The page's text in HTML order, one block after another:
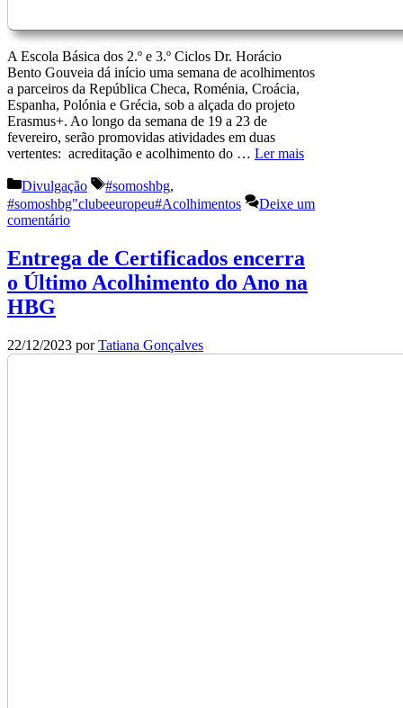
A Escola Básica dos 2.º e 3.º Ciclos Dr. Horácio
Bento Gouveia dá início uma semana de acolhimentos
a parceiros da República Checa, Roménia, Croácia,
Espanha, Polónia e Grécia, sob a alçada do projeto
Erasmus+. Ao longo da semana de 19 a 23 de
fevereiro, serão promovidas atividades em duas
vertentes: acreditação e acolhimento do … Ler mais
Categorias
Divulgação Etiquetas
#somoshbg,
#somoshbg"clubeeuropeu#Acolhimentos
Deixe um
comentário
Entrega de Certificados encerra
o Último Acolhimento do Ano na
HBG
22/12/2023 porTatiana Gonçalves